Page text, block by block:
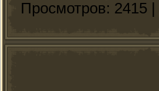
Просмотров: 2415